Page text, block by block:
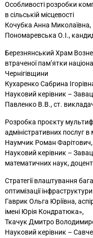
Особливості розробки
в сільській місцевості
Кочубка Анна Миколаївна,
Пономаревська О.І.,
Березнянський Храм
втраченої пам’ятки
Чернігівщини
Кухаренко Сабрина
Науковий керівник –
Павленко В.В., ст.
Розробка проєкту
адміністративних послуг
Наумчик Роман
Науковий керівник –
математичних наук, доцент
Стратегії влаштування
оптимізації
Гаврик Ольга Юріївна,
імені Юрія Кондратюка»,
Ткачук Дмитро
Науковий керівник –